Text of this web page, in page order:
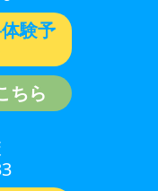
験予
ちら